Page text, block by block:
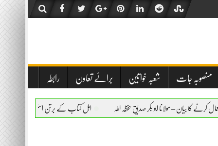
منصوبہ جات شعبہ خواتین برائے تعاون رابطہ
ابو بکر صدیق حفظہ اللہ اہل کتاب کے برتن استعمال کرنے کا بیان – مولانا ابو بکر